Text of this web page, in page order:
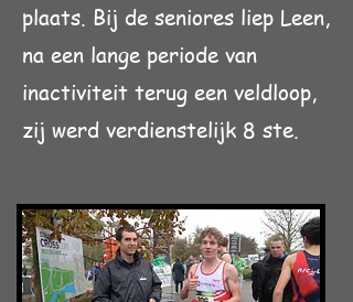
plaats. Bij de seniores liep Leen,
na een lange periode van
inactiviteit terug een veldloop,
zij werd verdienstelijk 8 ste.